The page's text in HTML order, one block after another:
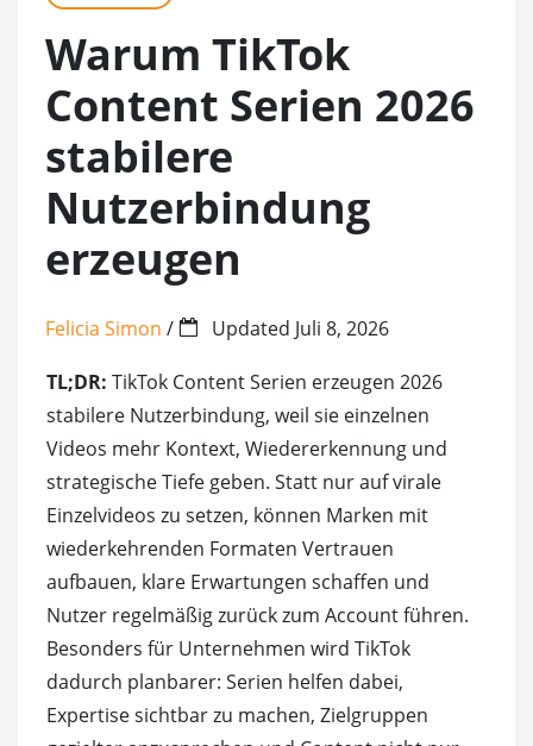
TikTok Shares
TikTok Saves
Kostenlose (Free) TikTok Follower
Kostenlose (Free) TikTok Like
Kostenlose (Free) TikTok Views
Kostenlose (Free) TikTok Saves
Automatische TikTok Follower
Automatische TikTok Likes
Automatische TikTok Views
Kostenlose Twitter (X) Likes
Kostenlose
Warum TikTok
Content Serien 2026
stabilere
Nutzerbindung
erzeugen
Felicia Simon / Updated Juli 8, 2026
TL;DR: TikTok Content Serien erzeugen 2026
stabilere Nutzerbindung, weil sie einzelnen
Videos mehr Kontext, Wiedererkennung und
strategische Tiefe geben. Statt nur auf virale
Einzelvideos zu setzen, können Marken mit
wiederkehrenden Formaten Vertrauen
aufbauen, klare Erwartungen schaffen und
Nutzer regelmäßig zurück zum Account führen.
Besonders für Unternehmen wird TikTok
dadurch planbarer: Serien helfen dabei,
Expertise sichtbar zu machen, Zielgruppen